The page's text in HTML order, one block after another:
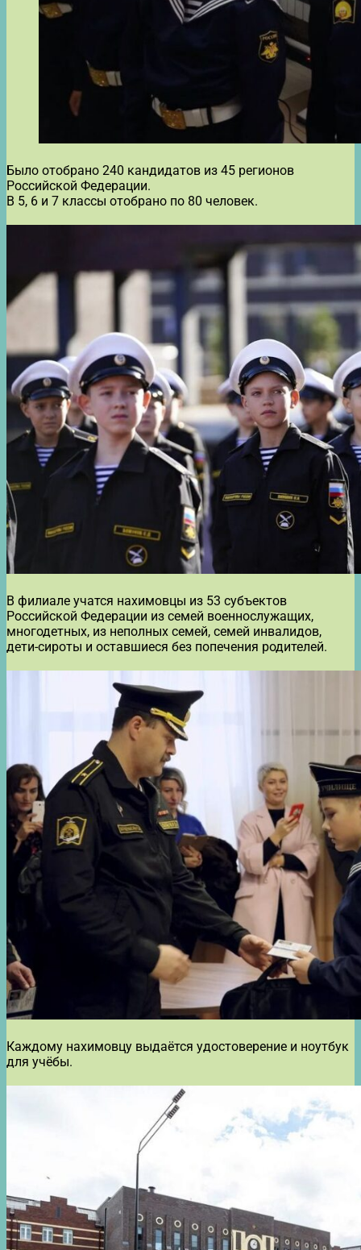
Было отобрано 240 кандидатов из 45 регионов
Российской Федерации.
В 5, 6 и 7 классы отобрано по 80 человек.
В филиале учатся нахимовцы из 53 субъектов
Российской Федерации из семей военнослужащих,
многодетных, из неполных семей, семей инвалидов,
дети-сироты и оставшиеся без попечения родителей.
Каждому нахимовцу выдаётся удостоверение и ноутбук
для учёбы.